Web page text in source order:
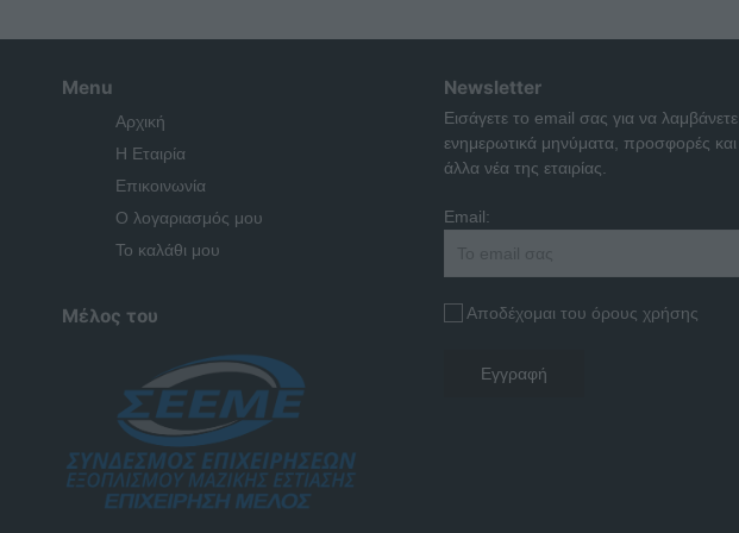
Menu
Αρχική
Η Εταιρία
Επικοινωνία
Ο λογαριασμός μου
Το καλάθι μου
Μέλος του
Newsletter
Εισάγετε το email σας για να λαμβάνετε
ενημερωτικά μηνύματα, προσφορές και
άλλα νέα της εταιρίας.
Email:
Αποδέχομαι του όρους χρήσης